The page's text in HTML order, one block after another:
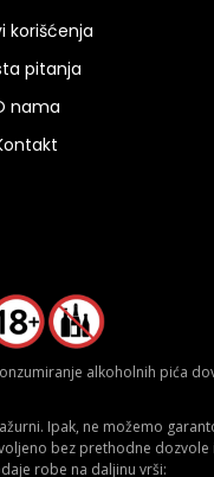
korišćenja
pitanja
nama
alkoholnih pića
Ipak, ne možemo
bez prethodne dozvole
robe na daljinu vrši: